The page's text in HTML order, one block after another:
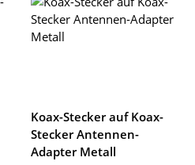
Koax-Stecker auf Koax-
Stecker Antennen-
Adapter Metall